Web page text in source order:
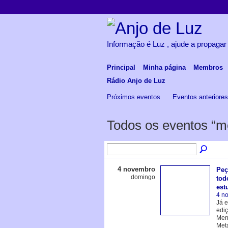
Informação é Luz , ajude a propagar
Principal Minha página Membros
Rádio Anjo de Luz
Próximos eventos Eventos anteriores
Todos os eventos
4 novembro
domingo
4
Já